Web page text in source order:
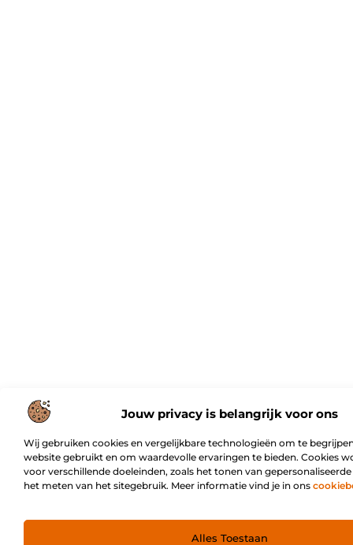
Jouw privacy is belangrijk voor ons
Wij gebruiken cookies en vergelijkbare technologieën om te
website gebruikt en om waardevolle ervaringen te bieden. Cookies
voor verschillende doeleinden, zoals het tonen van
het meten van het sitegebruik. Meer informatie vind je in ons
Alles Toestaan